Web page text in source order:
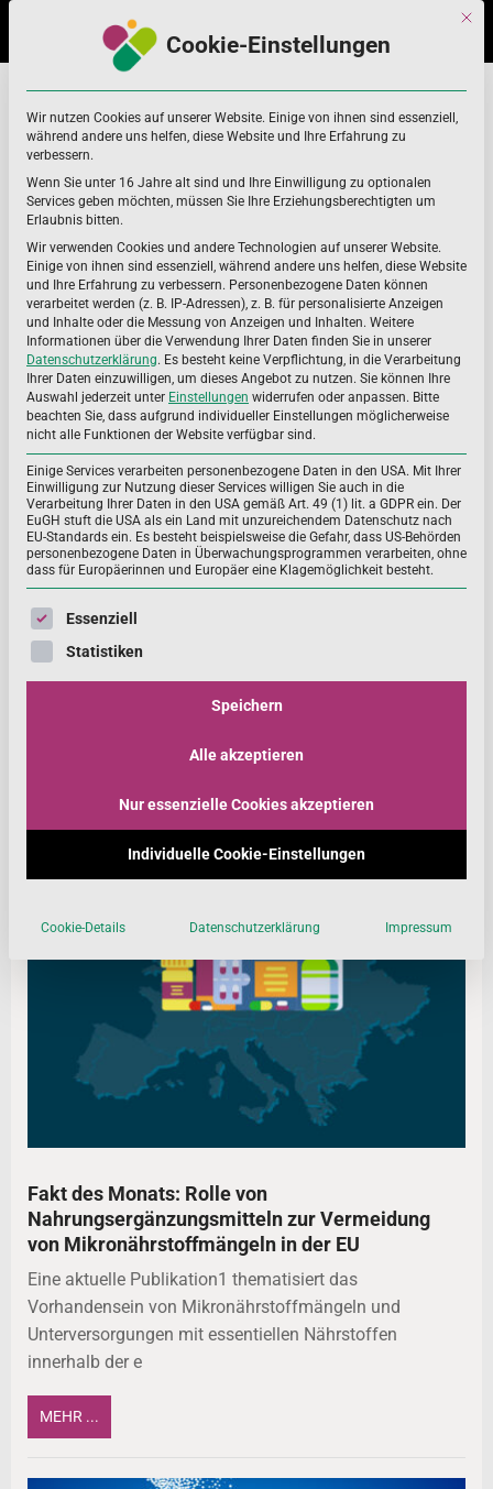
navigation
content
Home calcium
Vorschriften
Es ist wichtig, dass Verbraucher alle Informationen
erhalten, die für die Auswahl und Verwendung des
Nahrungsergänzungsmittels wichtig sind. Diese Ken
Fakt des Monats: Rolle von
Nahrungsergänzungsmitteln zur Vermeidung
von Mikronährstoffmängeln in der EU
Eine aktuelle Publikation1 thematisiert das
Vorhandensein von Mikronährstoffmängeln und
Unterversorgungen mit essentiellen Nährstoffen
innerhalb der e
MEHR ...
Mit
Cookie-Einstellungen
Wir nutzen Cookies auf unserer Website. Einige von ihnen sind essenziell,
während andere uns helfen, diese Website und Ihre Erfahrung zu
verbessern.
Wenn Sie unter 16 Jahre alt sind und Ihre Einwilligung zu optionalen
Services geben möchten, müssen Sie Ihre Erziehungsberechtigten um
Erlaubnis bitten.
Wir verwenden Cookies und andere Technologien auf unserer Website.
Einige von ihnen sind essenziell, während andere uns helfen, diese Website
und Ihre Erfahrung zu verbessern. Personenbezogene Daten können
verarbeitet werden (z. B. IP-Adressen), z. B. für personalisierte Anzeigen
und Inhalte oder die Messung von Anzeigen und Inhalten. Weitere
Informationen über die Verwendung Ihrer Daten finden Sie in unserer
Datenschutzerklärung. Es besteht keine Verpflichtung, in die Verarbeitung
Ihrer Daten einzuwilligen, um dieses Angebot zu nutzen. Sie können Ihre
Auswahl jederzeit unter Einstellungen widerrufen oder anpassen. Bitte
beachten Sie, dass aufgrund individueller Einstellungen möglicherweise
nicht alle Funktionen der Website verfügbar sind.
Einige Services verarbeiten personenbezogene Daten in den USA. Mit Ihrer
Einwilligung zur Nutzung dieser Services willigen Sie auch in die
Verarbeitung Ihrer Daten in den USA gemäß Art. 49 (1) lit. a GDPR ein. Der
EuGH stuft die USA als ein Land mit unzureichendem Datenschutz nach
EU-Standards ein. Es besteht beispielsweise die Gefahr, dass US-Behörden
personenbezogene Daten in Überwachungsprogrammen verarbeiten, ohne
dass für Europäerinnen und Europäer eine Klagemöglichkeit besteht.
Es folgt eine Liste der Service-Gruppen, für die eine
Essenziell
Statistiken
Speichern
Alle akzeptieren
Nur essenzielle Cookies akzeptieren
Individuelle Cookie-Einstellungen
Cookie-Details Datenschutzerklärung Impressum